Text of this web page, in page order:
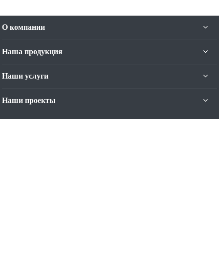
О компании
Наша продукция
Наши услуги
Наши проекты